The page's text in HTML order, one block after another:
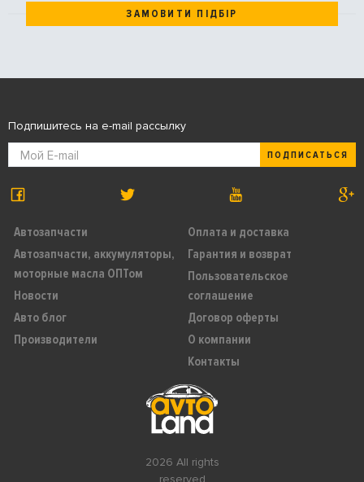
ЗАМОВИТИ ПІДБІР
2026 All rights
Автозапчасти
Автозапчасти, аккумуляторы,
моторные масла ОПТом
Новости
Авто блог
Производители
Оплата и доставка
Гарантия и возврат
Пользовательское
соглашение
Договор оферты
О компании
Контакты
Подпишитесь на e-mail рассылку
ПОДПИСАТЬСЯ